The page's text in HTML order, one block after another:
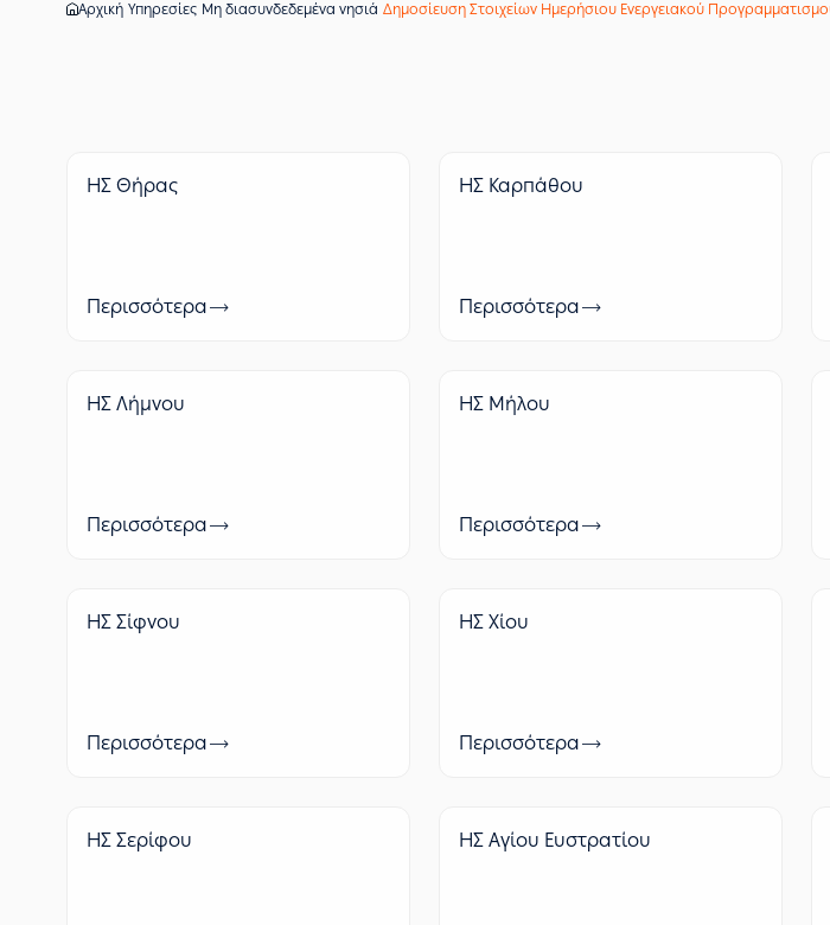
Αρχική Υπηρεσίες Μη διασυνδεδεμένα νησιά Δημοσίευση Στοιχείων Ημερήσιου Ενεργειακού
ΗΣ Θήρας
Περισσότερα
ΗΣ Καρπάθου
Περισσότερα
ΗΣ Λήμνου
Περισσότερα
ΗΣ Μήλου
Περισσότερα
ΗΣ Σίφνου
Περισσότερα
ΗΣ Χίου
Περισσότερα
ΗΣ Σερίφου ΗΣ Αγίου Ευστρατίου